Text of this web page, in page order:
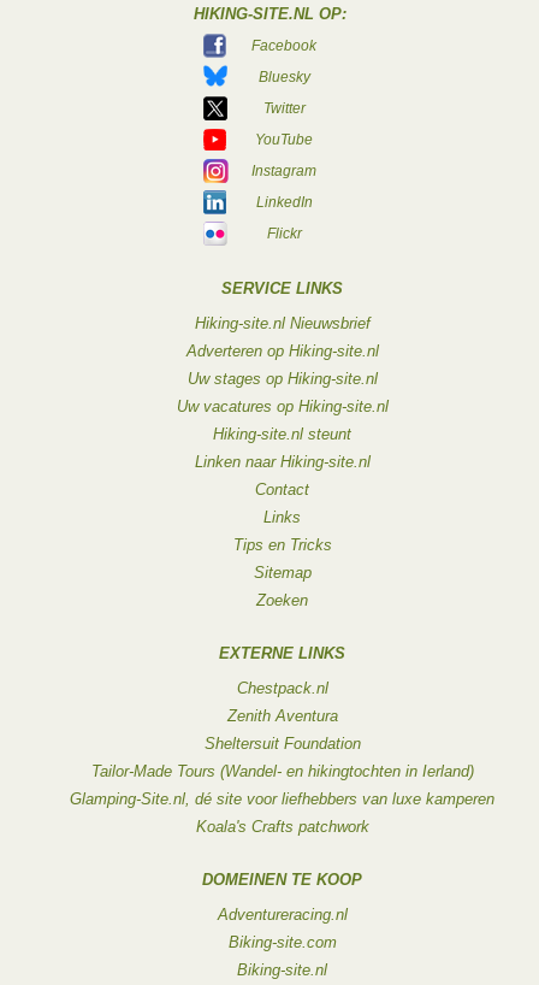
HIKING-SITE.NL OP:
Facebook
Bluesky
Twitter
YouTube
Instagram
LinkedIn
Flickr
SERVICE LINKS
Hiking-site.nl Nieuwsbrief
Adverteren op Hiking-site.nl
Uw stages op Hiking-site.nl
Uw vacatures op Hiking-site.nl
Hiking-site.nl steunt
Linken naar Hiking-site.nl
Contact
Links
Tips en Tricks
Sitemap
Zoeken
EXTERNE LINKS
Chestpack.nl
Zenith Aventura
Sheltersuit Foundation
Tailor-Made Tours (Wandel- en hikingtochten in Ierland)
Glamping-Site.nl, dé site voor liefhebbers van luxe kamperen
Koala's Crafts patchwork
DOMEINEN TE KOOP
Adventureracing.nl
Biking-site.com
Biking-site.nl